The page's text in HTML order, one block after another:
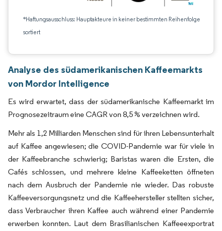
*Haftungsausschluss: Hauptakteure in keiner bestimmten Reihenfolge
sortiert
Analyse des südamerikanischen Kaffeemarkts
von Mordor Intelligence
Es wird erwartet, dass der südamerikanische Kaffeemarkt im
Prognosezeitraum eine CAGR von 8,5 % verzeichnen wird.
Mehr als 1,2 Milliarden Menschen sind für ihren Lebensunterhalt
auf Kaffee angewiesen; die COVID-Pandemie war für viele in
der Kaffeebranche schwierig; Baristas waren die Ersten, die
Cafés schlossen, und mehrere kleine Kaffeeketten öffneten
nach dem Ausbruch der Pandemie nie wieder. Das robuste
Kaffeeversorgungsnetz und die Kaffeehersteller stellten sicher,
dass Verbraucher ihren Kaffee auch während einer Pandemie
erwerben konnten. Laut dem Brasilianischen Kaffeeexportrat